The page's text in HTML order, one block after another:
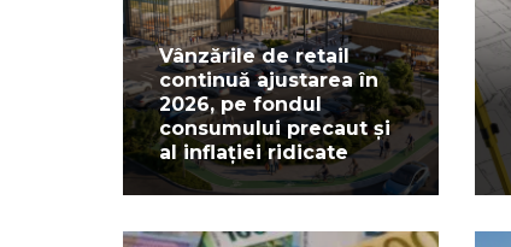
Vânzările de retail
continuă ajustarea în
2026, pe fondul
consumului precaut și
al inflației ridicate